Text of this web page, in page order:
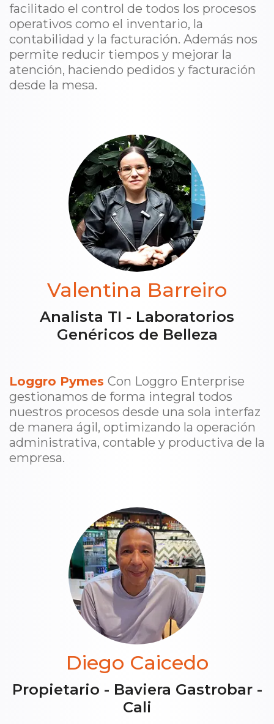
facilitado el control de todos los procesos
operativos como el inventario, la
contabilidad y la facturación. Además nos
permite reducir tiempos y mejorar la
atención, haciendo pedidos y facturación
desde la mesa.
Valentina Barreiro
Analista TI - Laboratorios
Genéricos de Belleza
Loggro Pymes Con Loggro Enterprise
gestionamos de forma integral todos
nuestros procesos desde una sola interfaz
de manera ágil, optimizando la operación
administrativa, contable y productiva de la
empresa.
Diego Caicedo
Propietario - Baviera Gastrobar -
Cali